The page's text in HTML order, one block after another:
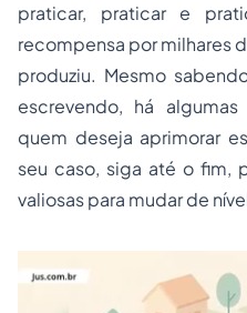
praticar, praticar e
recompensa por milhares
produziu. Mesmo
escrevendo, há
quem deseja aprimorar
seu caso, siga até o fim,
valiosas para mudar de